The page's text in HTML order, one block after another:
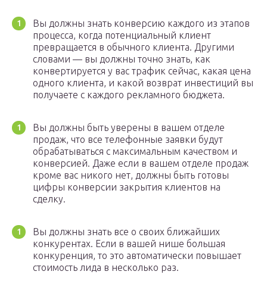
Вы должны знать конверсию каждого из этапов
процесса, когда потенциальный клиент
превращается в обычного клиента. Другими
словами — вы должны точно знать, как
конвертируется у вас трафик сейчас, какая цена
одного клиента, и какой возврат инвестиций вы
получаете с каждого рекламного бюджета.
Вы должны быть уверены в вашем отделе
продаж, что все телефонные заявки будут
обрабатываться с максимальным качеством и
конверсией. Даже если в вашем отделе продаж
кроме вас никого нет, должны быть готовы
цифры конверсии закрытия клиентов на
сделку.
Вы должны знать все о своих ближайших
конкурентах. Если в вашей нише большая
конкуренция, то это автоматически повышает
стоимость лида в несколько раз.